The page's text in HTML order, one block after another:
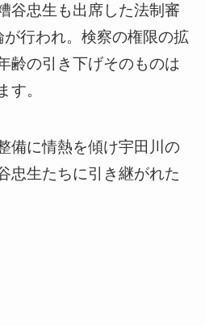
谷忠生も出席した法制審
行われ。検察の権限の拡
齢の引き下げそのものは
す。
備に情熱を傾け宇田川の
忠生たちに引き継がれた